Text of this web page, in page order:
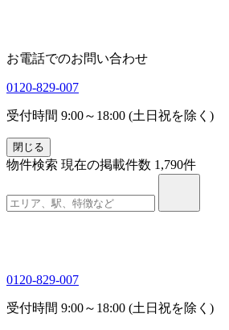
お電話でのお問い合わせ
0120-829-007
受付時間 9:00～18:00 (土日祝を除く)
閉じる
物件検索 現在の掲載件数 1,790件
0120-829-007
受付時間 9:00～18:00 (土日祝を除く)